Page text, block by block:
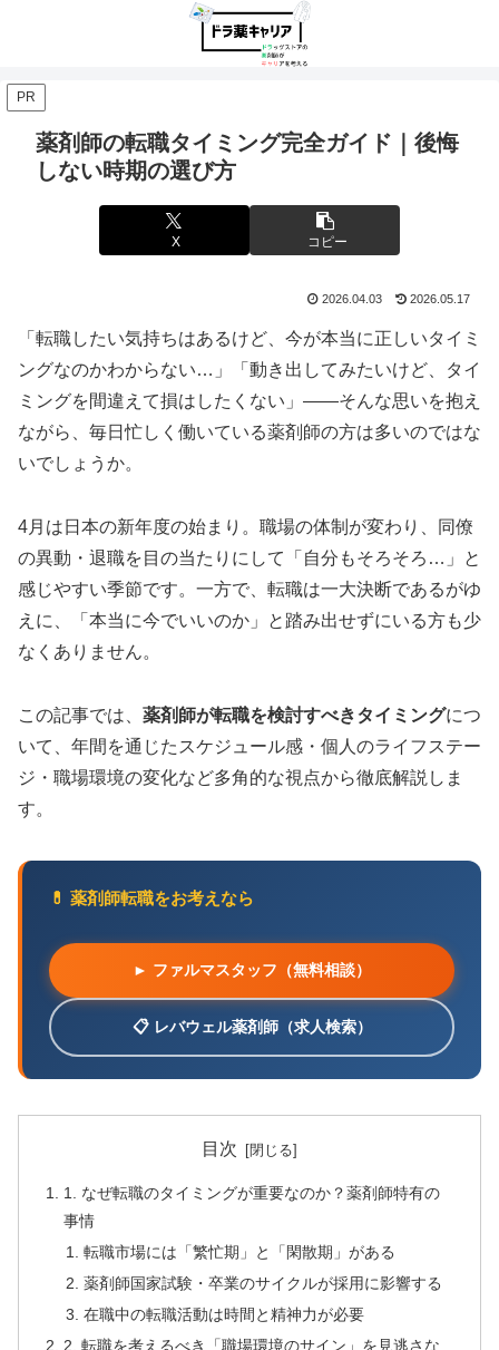
PR
薬剤師の転職タイミング完全ガイド｜後悔
しない時期の選び方
X コピー
2026.04.03 2026.05.17
「転職したい気持ちはあるけど、今が本当に正しいタイミ
ングなのかわからない…」「動き出してみたいけど、タイ
ミングを間違えて損はしたくない」——そんな思いを抱え
ながら、毎日忙しく働いている薬剤師の方は多いのではな
いでしょうか。
4月は日本の新年度の始まり。職場の体制が変わり、同僚
の異動・退職を目の当たりにして「自分もそろそろ…」と
感じやすい季節です。一方で、転職は一大決断であるがゆ
えに、「本当に今でいいのか」と踏み出せずにいる方も少
なくありません。
この記事では、 薬剤師が転職を検討すべきタイミングにつ
いて、年間を通じたスケジュール感・個人のライフステー
ジ・職場環境の変化など多角的な視点から徹底解説しま
す。
💊 薬剤師転職をお考えなら
► ファルマスタッフ（無料相談）
📋 レバウェル薬剤師（求人検索）
目次
1. なぜ転職のタイミングが重要なのか？薬剤師特有の
事情
転職市場には「繁忙期」と「閑散期」がある
薬剤師国家試験・卒業のサイクルが採用に影響する
在職中の転職活動は時間と精神力が必要
2. 転職を考えるべき「職場環境のサイン」を見逃さな